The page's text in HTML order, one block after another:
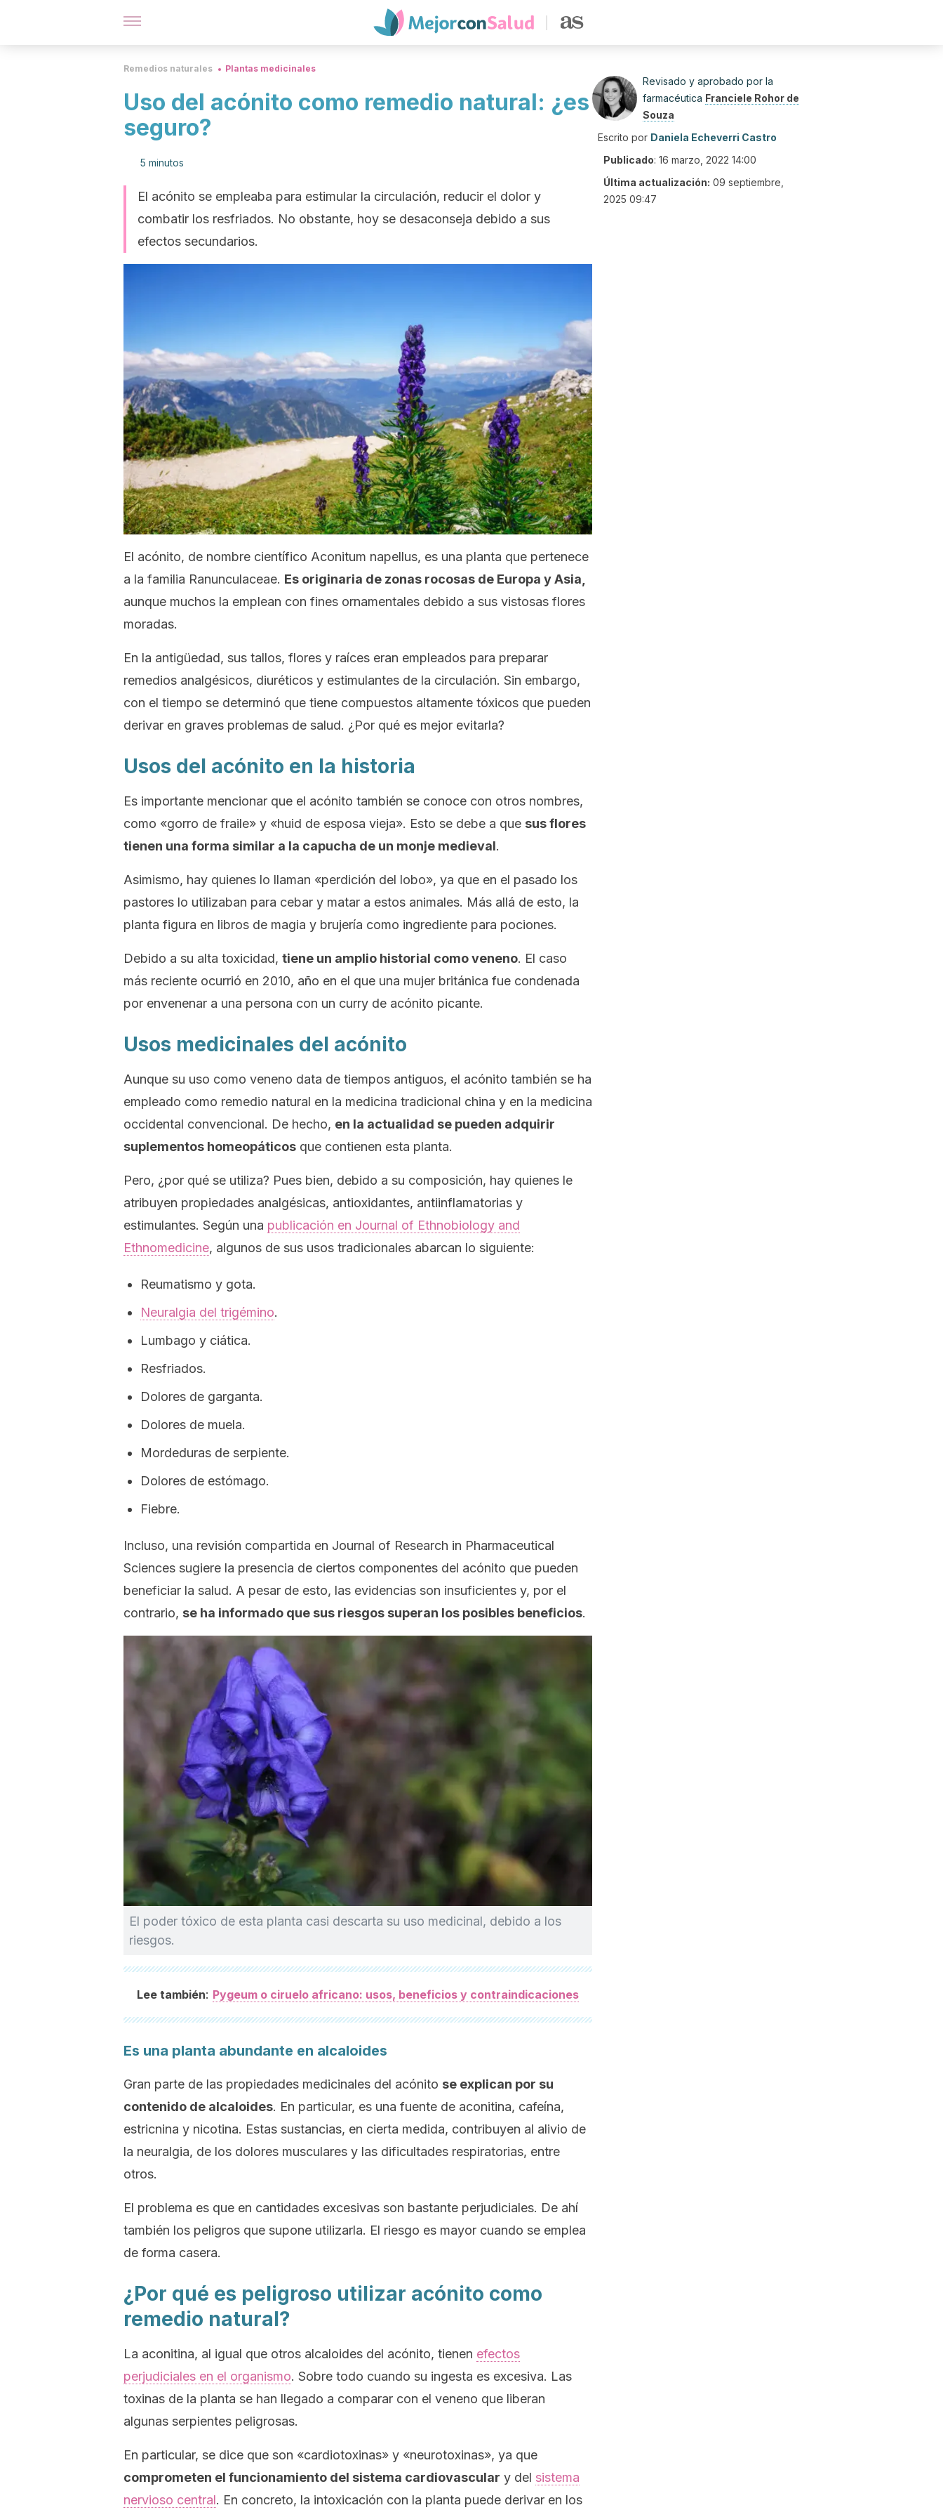
Remedios naturales Plantas medicinales
Uso del acónito como remedio natural: ¿es
seguro?
5 minutos
El acónito se empleaba para estimular la circulación, reducir el dolor y
combatir los resfriados. No obstante, hoy se desaconseja debido a sus
efectos secundarios.
El acónito, de nombre científico Aconitum napellus, es una planta que pertenece
a la familia Ranunculaceae. Es originaria de zonas rocosas de Europa y Asia,
aunque muchos la emplean con fines ornamentales debido a sus vistosas flores
moradas.
En la antigüedad, sus tallos, flores y raíces eran empleados para preparar
remedios analgésicos, diuréticos y estimulantes de la circulación. Sin embargo,
con el tiempo se determinó que tiene compuestos altamente tóxicos que pueden
derivar en graves problemas de salud. ¿Por qué es mejor evitarla?
Usos del acónito en la historia
Es importante mencionar que el acónito también se conoce con otros nombres,
como «gorro de fraile» y «huid de esposa vieja». Esto se debe a que sus flores
tienen una forma similar a la capucha de un monje medieval.
Asimismo, hay quienes lo llaman «perdición del lobo», ya que en el pasado los
pastores lo utilizaban para cebar y matar a estos animales. Más allá de esto, la
planta figura en libros de magia y brujería como ingrediente para pociones.
Debido a su alta toxicidad, tiene un amplio historial como veneno. El caso
más reciente ocurrió en 2010, año en el que una mujer británica fue condenada
por envenenar a una persona con un curry de acónito picante.
Usos medicinales del acónito
Aunque su uso como veneno data de tiempos antiguos, el acónito también se ha
empleado como remedio natural en la medicina tradicional china y en la medicina
occidental convencional. De hecho, en la actualidad se pueden adquirir
suplementos homeopáticos que contienen esta planta.
Pero, ¿por qué se utiliza? Pues bien, debido a su composición, hay quienes le
atribuyen propiedades analgésicas, antioxidantes, antiinflamatorias y
estimulantes. Según una publicación en Journal of Ethnobiology and
Ethnomedicine, algunos de sus usos tradicionales abarcan lo siguiente:
Reumatismo y gota.
Neuralgia del trigémino.
Lumbago y ciática.
Resfriados.
Dolores de garganta.
Dolores de muela.
Mordeduras de serpiente.
Dolores de estómago.
Fiebre.
Incluso, una revisión compartida en Journal of Research in Pharmaceutical
Sciences sugiere la presencia de ciertos componentes del acónito que pueden
beneficiar la salud. A pesar de esto, las evidencias son insuficientes y, por el
contrario, se ha informado que sus riesgos superan los posibles beneficios.
El poder tóxico de esta planta casi descarta su uso medicinal, debido a los
riesgos.
Lee también: Pygeum o ciruelo africano: usos, beneficios y contraindicaciones
Es una planta abundante en alcaloides
Gran parte de las propiedades medicinales del acónito se explican por su
contenido de alcaloides. En particular, es una fuente de aconitina, cafeína,
estricnina y nicotina. Estas sustancias, en cierta medida, contribuyen al alivio de
la neuralgia, de los dolores musculares y las dificultades respiratorias, entre
otros.
El problema es que en cantidades excesivas son bastante perjudiciales. De ahí
también los peligros que supone utilizarla. El riesgo es mayor cuando se emplea
de forma casera.
¿Por qué es peligroso utilizar acónito como
remedio natural?
La aconitina, al igual que otros alcaloides del acónito, tienen efectos
perjudiciales en el organismo. Sobre todo cuando su ingesta es excesiva. Las
toxinas de la planta se han llegado a comparar con el veneno que liberan
algunas serpientes peligrosas.
En particular, se dice que son «cardiotoxinas» y «neurotoxinas», ya que
comprometen el funcionamiento del sistema cardiovascular y del sistema
nervioso central. En concreto, la intoxicación con la planta puede derivar en los
Revisado y aprobado por la
farmacéutica Franciele Rohor de
Souza
Escrito por Daniela Echeverri Castro
Publicado: 16 marzo, 2022 14:00
Última actualización: 09 septiembre,
2025 09:47